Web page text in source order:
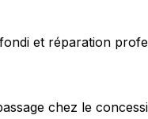
et réparation
chez le